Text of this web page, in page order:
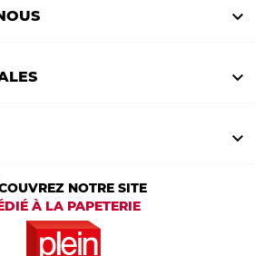



NOTRE SITE
À LA PAPETERIE